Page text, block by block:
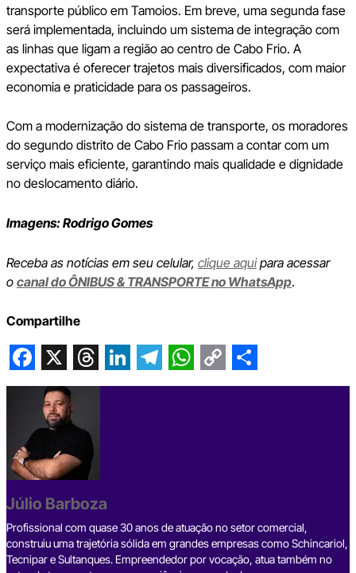
transporte público em Tamoios. Em breve, uma segunda fase
será implementada, incluindo um sistema de integração com
as linhas que ligam a região ao centro de Cabo Frio. A
expectativa é oferecer trajetos mais diversificados, com maior
economia e praticidade para os passageiros.
Com a modernização do sistema de transporte, os moradores
do segundo distrito de Cabo Frio passam a contar com um
serviço mais eficiente, garantindo mais qualidade e dignidade
no deslocamento diário.
Imagens: Rodrigo Gomes
Receba as notícias em seu celular, clique aquipara acessar
o canal do ÔNIBUS & TRANSPORTE no WhatsApp.
Compartilhe
F
e
b
o
o
k
X T
h
r
e
a
d
s
L
d
I
n
T
a
m
W
p
p
C
n
k
S
Júlio Barboza
Profissional com quase 30 anos de atuação no setor comercial,
construiu uma trajetória sólida em grandes empresas como Schincariol,
Tecnipar e Sultanques. Empreendedor por vocação, atua também no